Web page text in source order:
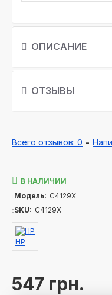
ОПИСАНИЕ
ОТЗЫВЫ
Всего отзывов: 0 -
547 грн.
В НАЛИЧИИ
Модель: C4129X
SKU: C4129X
HP